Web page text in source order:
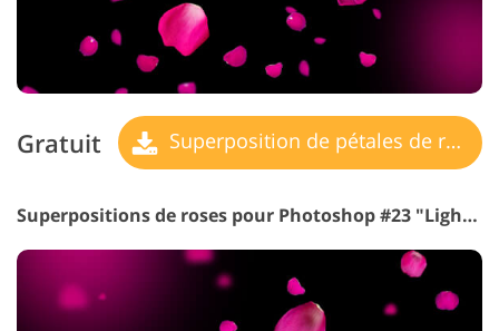
Gratuit Superposition de pétales de rose
Superpositions de roses pour Photoshop #23 "Light Touch"